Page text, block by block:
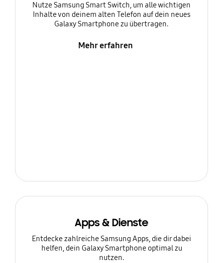
Nutze Samsung Smart Switch, um alle wichtigen
Inhalte von deinem alten Telefon auf dein neues
Galaxy Smartphone zu übertragen.
Mehr erfahren
Apps & Dienste
Entdecke zahlreiche Samsung Apps, die dir dabei
helfen, dein Galaxy Smartphone optimal zu
nutzen.